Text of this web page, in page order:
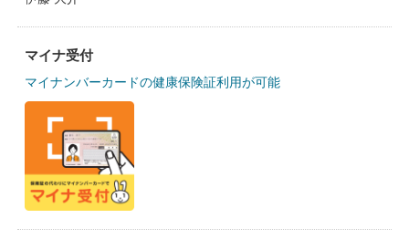
マイナ受付
マイナンバーカードの健康保険証利用が可能